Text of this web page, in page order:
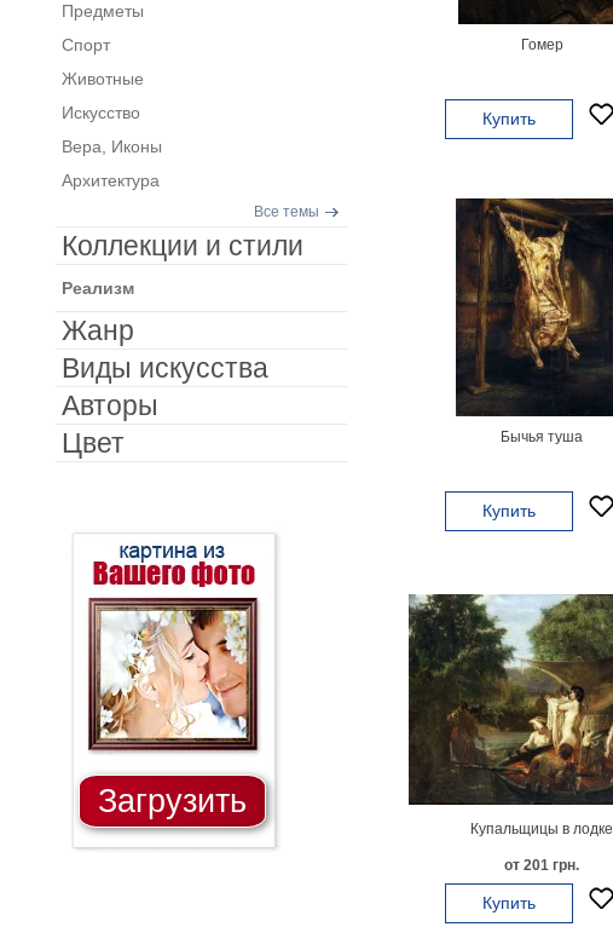
Гомер
Купить
Бычья туша
Купить
Купальщицы в лодке
от 201 грн.
Купить
Предметы
Спорт
Животные
Искусство
Вера, Иконы
Архитектура
Все темы
Коллекции и стили
Реализм
Жанр
Виды искусства
Авторы
Цвет
Загрузить